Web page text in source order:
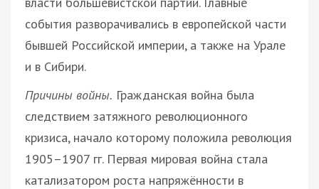
события разворачивались в европейской части
бывшей Российской империи, а также на Урале
и в Сибири.
Причины войны. Гражданская война была
следствием затяжного революционного
кризиса, начало которому положила революция
1905–1907 гг. Первая мировая война стала
катализатором роста напряжённости в